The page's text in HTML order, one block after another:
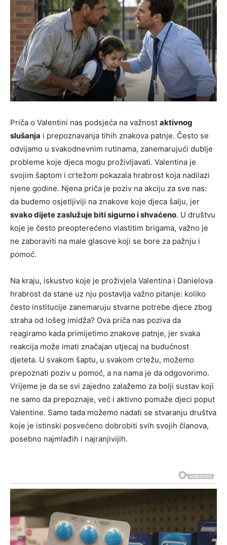
Priča o Valentini nas podsjeća na važnost aktivnog
slušanja i prepoznavanja tihih znakova patnje. Često se
odvijamo u svakodnevnim rutinama, zanemarujući dublje
probleme koje djeca mogu proživljavati. Valentina je
svojim šaptom i crtežom pokazala hrabrost koja nadilazi
njene godine. Njena priča je poziv na akciju za sve nas:
da budemo osjetljiviji na znakove koje djeca šalju, jer
svako dijete zaslužuje biti sigurno i shvaćeno. U društvu
koje je često preopterećeno vlastitim brigama, važno je
ne zaboraviti na male glasove koji se bore za pažnju i
pomoć.
Na kraju, iskustvo koje je proživjela Valentina i Danielova
hrabrost da stane uz nju postavlja važno pitanje: koliko
često institucije zanemaruju stvarne potrebe djece zbog
straha od lošeg imidža? Ova priča nas poziva da
reagiramo kada primijetimo znakove patnje, jer svaka
reakcija može imati značajan utjecaj na budućnost
djeteta. U svakom šaptu, u svakom crtežu, možemo
prepoznati poziv u pomoć, a na nama je da odgovorimo.
Vrijeme je da se svi zajedno zalažemo za bolji sustav koji
ne samo da prepoznaje, već i aktivno pomaže djeci poput
Valentine. Samo tada možemo nadati se stvaranju društva
koje je istinski posvećeno dobrobiti svih svojih članova,
posebno najmlađih i najranjivijih.